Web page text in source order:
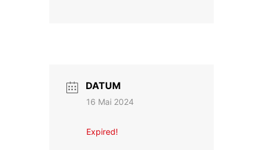
DATUM
16 Mai 2024
Expired!